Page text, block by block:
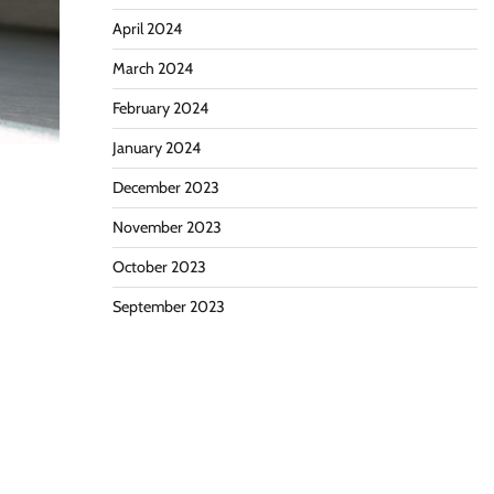
April 2024
March 2024
February 2024
January 2024
December 2023
November 2023
October 2023
September 2023